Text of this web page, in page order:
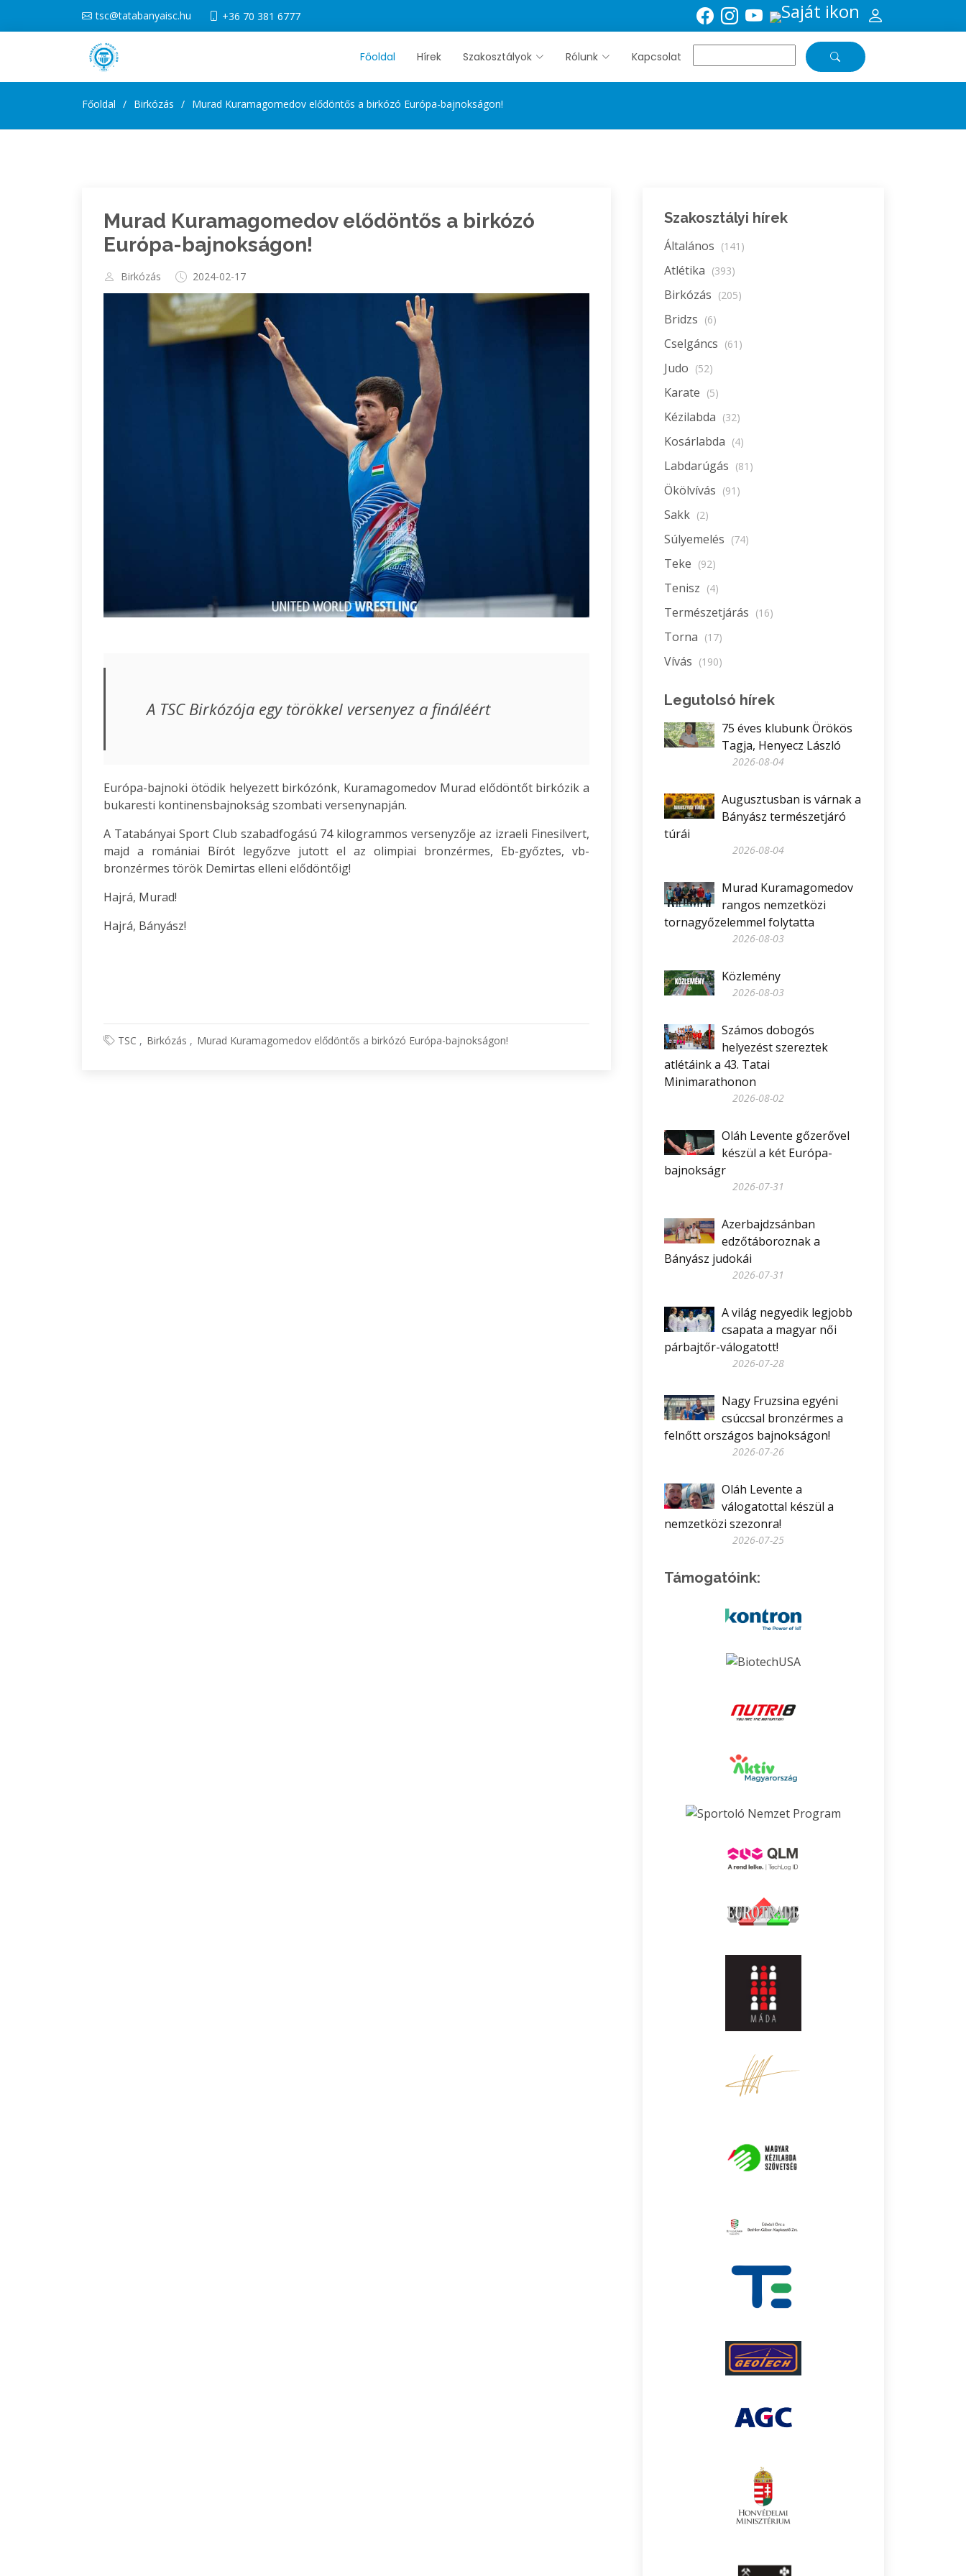
tsc@tatabanyaisc.hu +36 70 381 6777
Főoldal Hírek Szakosztályok Rólunk Kapcsolat
Főoldal Birkózás Murad Kuramagomedov elődöntős a birkózó Európa-bajnokságon!
Murad Kuramagomedov elődöntős a birkózó
Európa-bajnokságon!
Birkózás 2024-02-17
A TSC Birkózója egy törökkel versenyez a fináléért
Európa-bajnoki ötödik helyezett birkózónk, Kuramagomedov Murad elődöntőt birkózik a
bukaresti kontinensbajnokság szombati versenynapján.
A Tatabányai Sport Club szabadfogású 74 kilogrammos versenyzője az izraeli Finesilvert,
majd a romániai Bírót legyőzve jutott el az olimpiai bronzérmes, Eb-győztes, vb-
bronzérmes török Demirtas elleni elődöntőig!
Hajrá, Murad!
Hajrá, Bányász!
TSC Birkózás Murad Kuramagomedov elődöntős a birkózó Európa-bajnokságon!
Szakosztályi hírek
Általános (141)
Atlétika (393)
Birkózás (205)
Bridzs (6)
Cselgáncs (61)
Judo (52)
Karate (5)
Kézilabda (32)
Kosárlabda (4)
Labdarúgás (81)
Ökölvívás (91)
Sakk (2)
Súlyemelés (74)
Teke (92)
Tenisz (4)
Természetjárás (16)
Torna (17)
Vívás (190)
Legutolsó hírek
75 éves klubunk Örökös
Tagja, Henyecz László
2026-08-04
Augusztusban is várnak a
Bányász természetjáró
túrái
2026-08-04
Murad Kuramagomedov
rangos nemzetközi
tornagyőzelemmel folytatta
2026-08-03
Közlemény
2026-08-03
Számos dobogós
helyezést szereztek
atlétáink a 43. Tatai
Minimarathonon
2026-08-02
Oláh Levente gőzerővel
készül a két Európa-
bajnokságr
2026-07-31
Azerbajdzsánban
edzőtáboroznak a
Bányász judokái
2026-07-31
A világ negyedik legjobb
csapata a magyar női
párbajtőr-válogatott!
2026-07-28
Nagy Fruzsina egyéni
csúccsal bronzérmes a
felnőtt országos bajnokságon!
2026-07-26
Oláh Levente a
válogatottal készül a
nemzetközi szezonra!
2026-07-25
Támogatóink: